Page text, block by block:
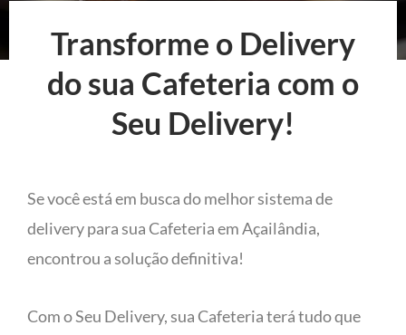
Transforme o Delivery
do sua Cafeteria com o
Seu Delivery!
Se você está em busca do melhor sistema de
delivery para sua Cafeteria em Açailândia,
encontrou a solução definitiva!
Com o Seu Delivery, sua Cafeteria terá tudo que